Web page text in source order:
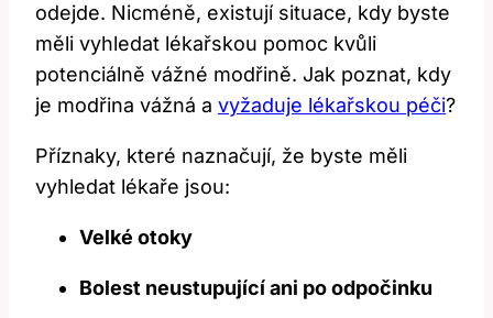
odejde. Nicméně, existují situace, kdy byste
měli vyhledat lékařskou pomoc kvůli
potenciálně vážné modřině. Jak poznat, kdy
je modřina vážná a vyžaduje lékařskou péči?
Příznaky, které naznačují, že byste měli
vyhledat lékaře jsou:
Velké otoky
Bolest neustupující ani po odpočinku